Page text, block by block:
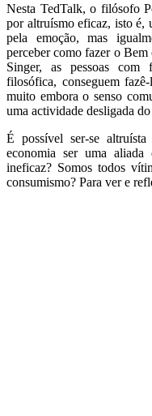
Nesta TedTalk, o filósofo
por altruísmo eficaz, isto é,
pela emoção, mas
perceber como fazer o
Singer, as pessoas com
filosófica, conseguem
muito embora o senso
uma actividade desligada
É possível ser-se
economia ser uma
ineficaz? Somos todos
consumismo? Para ver e